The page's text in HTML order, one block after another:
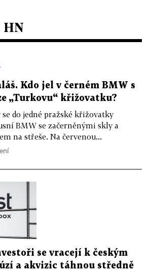
HN
Kdo jel v černém BMW s
„Turkovu“ křižovatku?
do jedné pražské křižovatky
BMW se začerněnými skly a
na střeše. Na červenou...
se vracejí k českým
a akvizic táhnou středně